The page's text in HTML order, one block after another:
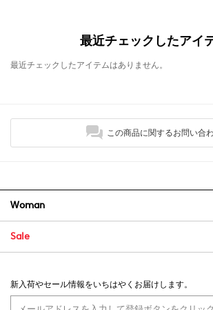
最近チェックしたアイ
最近チェックしたアイテムはありません。
この商品に関するお問い合
Woman
Sale
新入荷やセール情報をいちはやくお届けします。